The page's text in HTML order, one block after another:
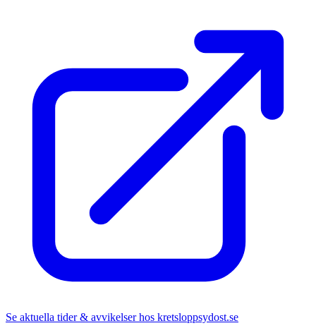
Se aktuella tider & avvikelser hos kretsloppsydost.se